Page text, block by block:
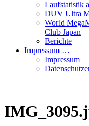
Laufstatistik
DUV Ultra
World
Club Japan
Berichte
Impressum …
Impressum